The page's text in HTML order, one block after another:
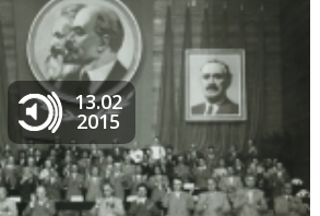
13.02
2015